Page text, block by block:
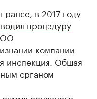
в 2017 году
процедуру
компании
инспекция. Общая
органом